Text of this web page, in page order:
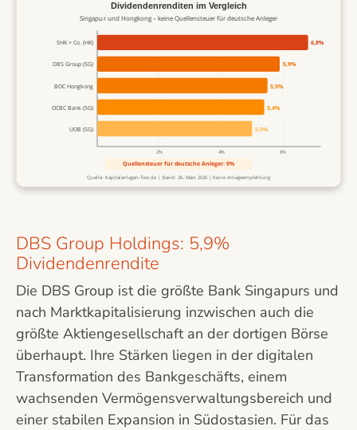
Dividendenrenditen im Vergleich
Singapur und Hongkong – keine Quellensteuer für deutsche Anleger
2% 4% 6%
SHK + Co. (HK) 6,8%
DBS Group (SG) 5,9%
BOC Hongkong 5,5%
OCBC Bank (SG) 5,4%
UOB (SG) 5,0%
Quellensteuer für deutsche Anleger: 0%
Quelle: Kapitalanlagen-Test.de | Stand: 26. März 2026 | Keine Anlageempfehlung
DBS Group Holdings: 5,9%
Dividendenrendite
Die DBS Group ist die größte Bank Singapurs und
nach Marktkapitalisierung inzwischen auch die
größte Aktiengesellschaft an der dortigen Börse
überhaupt. Ihre Stärken liegen in der digitalen
Transformation des Bankgeschäfts, einem
wachsenden Vermögensverwaltungsbereich und
einer stabilen Expansion in Südostasien. Für das